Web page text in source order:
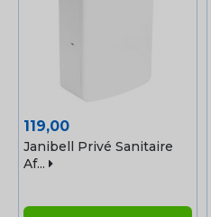
Prijs
119,00
Janibell Privé Sanitaire
Af...